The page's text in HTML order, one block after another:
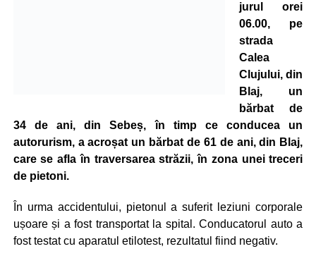
jurul orei
06.00, pe
strada
Calea
Clujului, din
Blaj, un
bărbat de
34 de ani, din Sebeș, în timp ce conducea un
autorurism, a acroșat un bărbat de 61 de ani, din Blaj,
care se afla în traversarea străzii, în zona unei treceri
de pietoni.
În urma accidentului, pietonul a suferit leziuni corporale
ușoare și a fost transportat la spital. Conducatorul auto a
fost testat cu aparatul etilotest, rezultatul fiind negativ.